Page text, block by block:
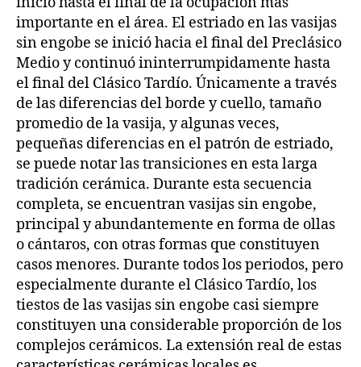
importante en el área. El estriado en las vasijas
sin engobe se inició hacia el final del Preclásico
Medio y continuó ininterrumpidamente hasta
el final del Clásico Tardío. Únicamente a través
de las diferencias del borde y cuello, tamaño
promedio de la vasija, y algunas veces,
pequeñas diferencias en el patrón de estriado,
se puede notar las transiciones en esta larga
tradición cerámica. Durante esta secuencia
completa, se encuentran vasijas sin engobe,
principal y abundantemente en forma de ollas
o cántaros, con otras formas que constituyen
casos menores. Durante todos los periodos, pero
especialmente durante el Clásico Tardío, los
tiestos de las vasijas sin engobe casi siempre
constituyen una considerable proporción de los
complejos cerámicos. La extensión real de estas